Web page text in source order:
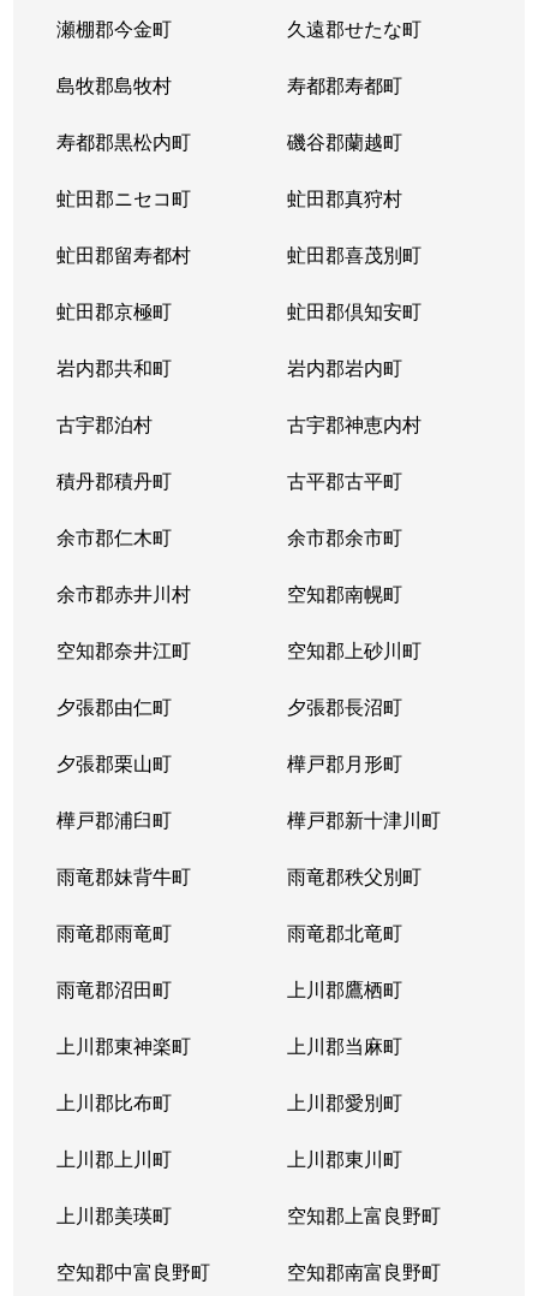
瀬棚郡今金町 久遠郡せたな町
島牧郡島牧村 寿都郡寿都町
寿都郡黒松内町 磯谷郡蘭越町
虻田郡ニセコ町 虻田郡真狩村
虻田郡留寿都村 虻田郡喜茂別町
虻田郡京極町 虻田郡倶知安町
岩内郡共和町 岩内郡岩内町
古宇郡泊村 古宇郡神恵内村
積丹郡積丹町 古平郡古平町
余市郡仁木町 余市郡余市町
余市郡赤井川村 空知郡南幌町
空知郡奈井江町 空知郡上砂川町
夕張郡由仁町 夕張郡長沼町
夕張郡栗山町 樺戸郡月形町
樺戸郡浦臼町 樺戸郡新十津川町
雨竜郡妹背牛町 雨竜郡秩父別町
雨竜郡雨竜町 雨竜郡北竜町
雨竜郡沼田町 上川郡鷹栖町
上川郡東神楽町 上川郡当麻町
上川郡比布町 上川郡愛別町
上川郡上川町 上川郡東川町
上川郡美瑛町 空知郡上富良野町
空知郡中富良野町 空知郡南富良野町